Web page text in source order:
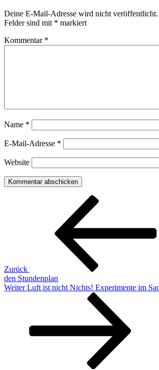
Deine E-Mail-Adresse wird nicht veröffentlicht.
Felder sind mit * markiert
Kommentar *
Name *
E-Mail-Adresse *
Website
Beitragsnavigation
Zurück
den Stundenplan
Nächster
Weiter Luft ist nicht Nichts! Experimente im